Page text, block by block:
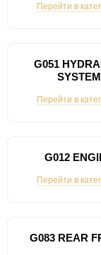
Перейти в
G051
SYSTEM
Перейти в
G012
Перейти в
G083 REAR